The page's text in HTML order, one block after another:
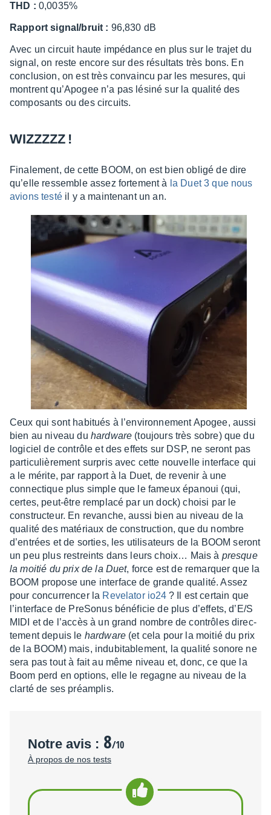
THD : 0,0035%
Rapport signal/bruit : 96,830 dB
Avec un circuit haute impé­dance en plus sur le trajet du
signal, on reste encore sur des résul­tats très bons. En
conclu­sion, on est très convaincu par les mesures, qui
montrent qu’Apo­gee n’a pas lésiné sur la qualité des
compo­sants ou des circuits.
WIZZZZZ !
Fina­le­ment, de cette BOOM, on est bien obligé de dire
qu’elle ressemble assez forte­ment à la Duet 3 que nous
avions testéil y a main­te­nant un an.
Ceux qui sont habi­tués à l’en­vi­ron­ne­ment Apogee, aussi
bien au niveau du hard­ware (toujours très sobre) que du
logi­ciel de contrôle et des effets sur DSP, ne seront pas
parti­cu­liè­re­ment surpris avec cette nouvelle inter­face qui
a le mérite, par rapport à la Duet, de reve­nir à une
connec­tique plus simple que le fameux épanoui (qui,
certes, peut-être remplacé par un dock) choisi par le
construc­teur. En revanche, aussi bien au niveau de la
qualité des maté­riaux de construc­tion, que du nombre
d’en­trées et de sorties, les utili­sa­teurs de la BOOM seront
un peu plus restreints dans leurs choix… Mais à presque
la moitié du prix de la Duet, force est de remarquer que la
BOOM propose une inter­face de grande qualité. Assez
pour concur­ren­cer la Reve­la­tor io24 ? Il est certain que
l’in­ter­face de PreSo­nus béné­fi­cie de plus d’ef­fets, d’E/S
MIDI et de l’ac­cès à un grand nombre de contrôles direc­
te­ment depuis le hard­ware (et cela pour la moitié du prix
de la BOOM) mais, indu­bi­ta­ble­ment, la qualité sonore ne
sera pas tout à fait au même niveau et, donc, ce que la
Boom perd en options, elle le regagne au niveau de la
clarté de ses préam­plis.
Notre avis : 8/10
À propos de nos tests